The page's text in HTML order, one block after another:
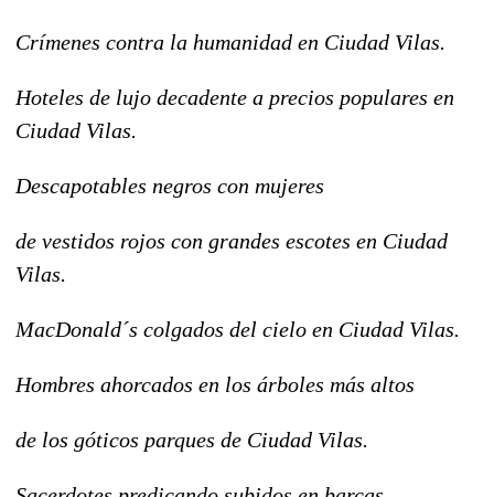
Crímenes contra la humanidad en Ciudad Vilas.
Hoteles de lujo decadente a precios populares en
Ciudad Vilas.
Descapotables negros con mujeres
de vestidos rojos con grandes escotes en Ciudad
Vilas.
MacDonald´s colgados del cielo en Ciudad Vilas.
Hombres ahorcados en los árboles más altos
de los góticos parques de Ciudad Vilas.